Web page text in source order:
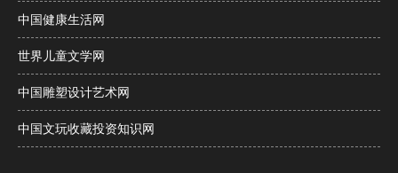
中国健康生活网
世界儿童文学网
中国雕塑设计艺术网
中国文玩收藏投资知识网